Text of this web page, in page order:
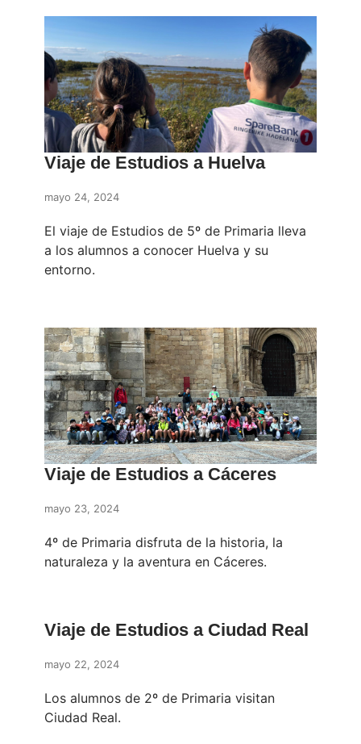
Viaje de Estudios a Huelva
mayo 24, 2024
El viaje de Estudios de 5º de Primaria lleva
a los alumnos a conocer Huelva y su
entorno.
Viaje de Estudios a Cáceres
mayo 23, 2024
4º de Primaria disfruta de la historia, la
naturaleza y la aventura en Cáceres.
Viaje de Estudios a Ciudad Real
mayo 22, 2024
Los alumnos de 2º de Primaria visitan
Ciudad Real.